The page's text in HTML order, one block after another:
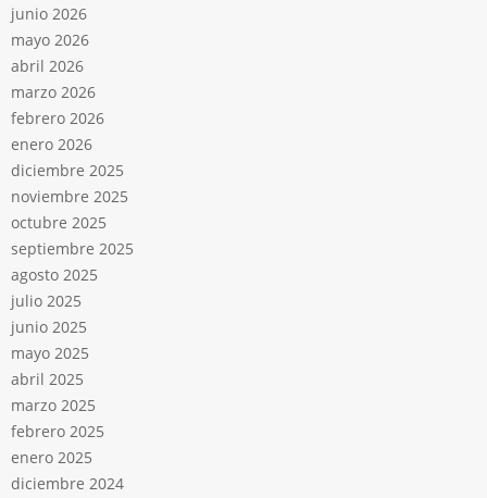
junio 2026
mayo 2026
abril 2026
marzo 2026
febrero 2026
enero 2026
diciembre 2025
noviembre 2025
octubre 2025
septiembre 2025
agosto 2025
julio 2025
junio 2025
mayo 2025
abril 2025
marzo 2025
febrero 2025
enero 2025
diciembre 2024